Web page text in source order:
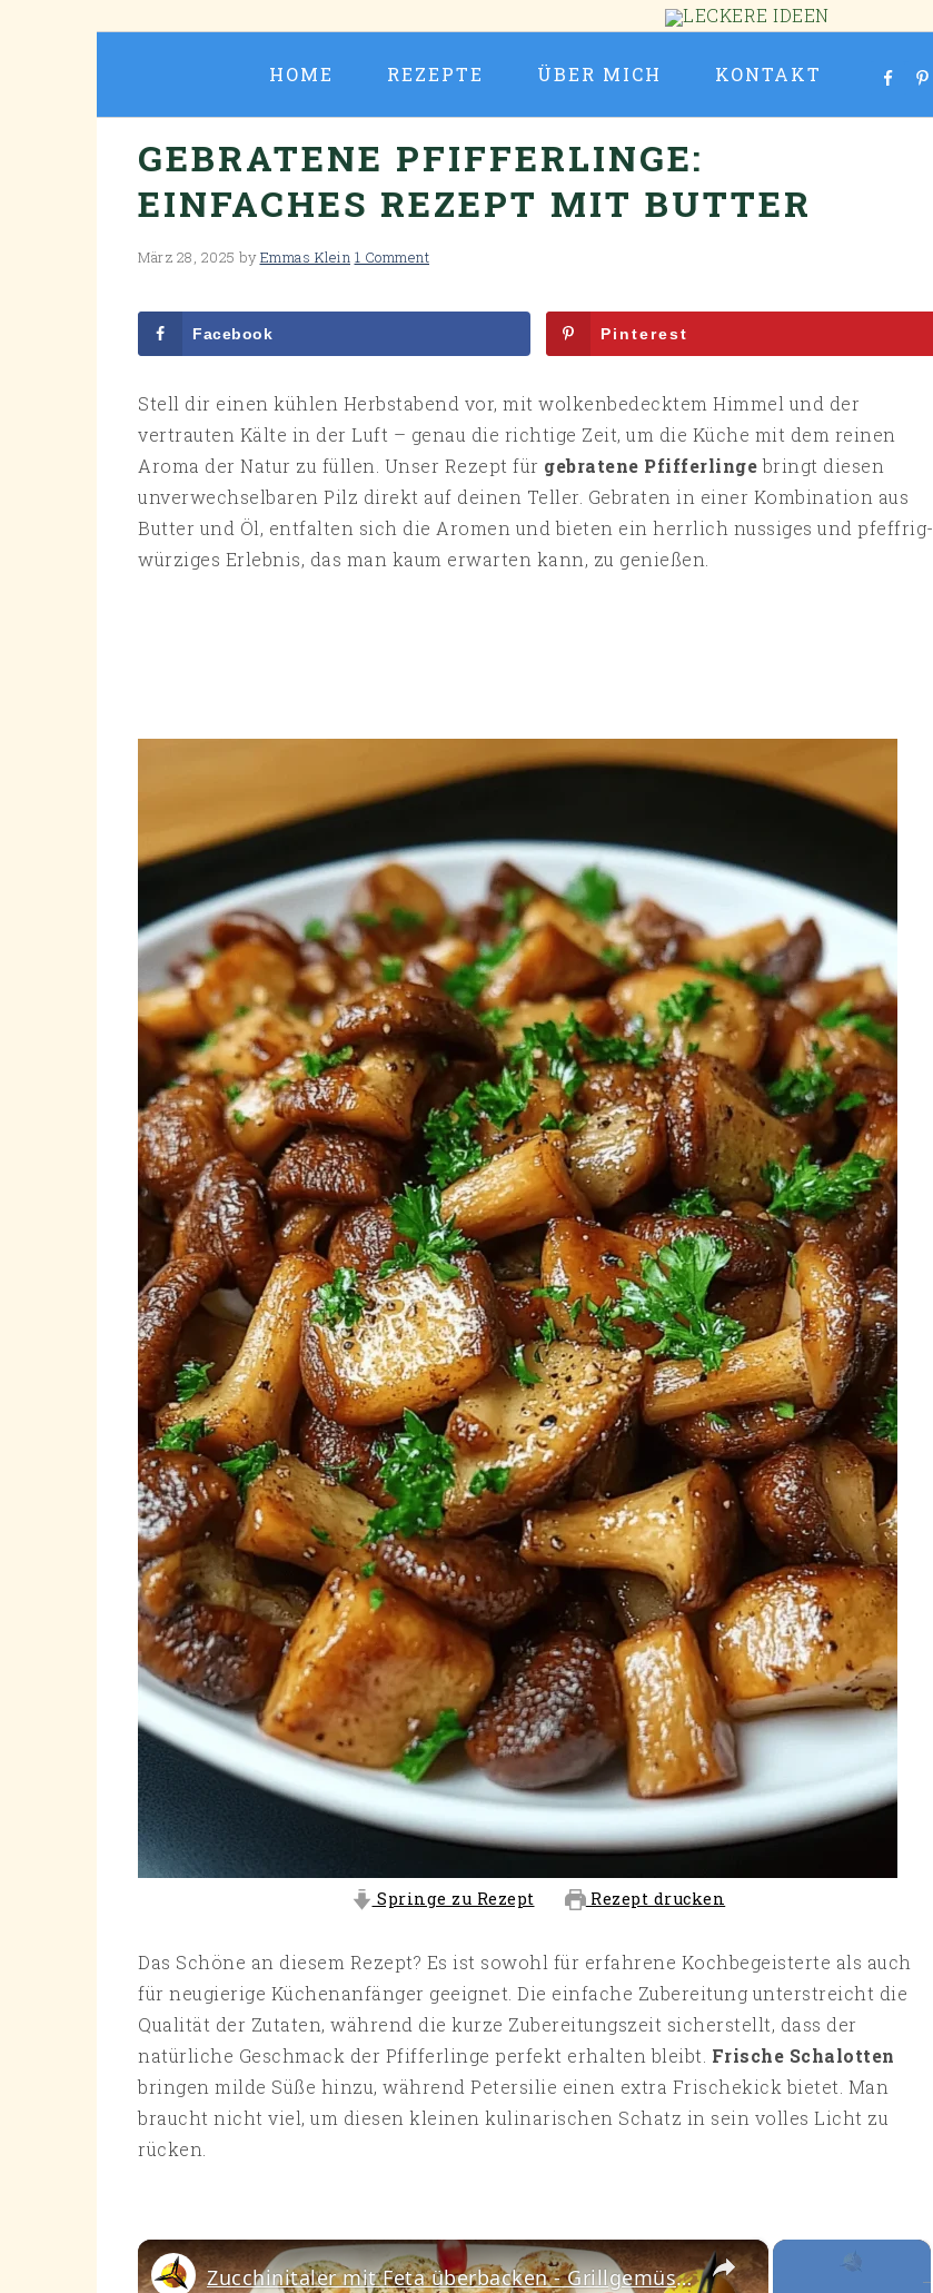
HOME REZEPTE ÜBER MICH KONTAKT
GEBRATENE PFIFFERLINGE:
EINFACHES REZEPT MIT BUTTER
März 28, 2025 byEmmas Klein 1 Comment
Facebook Pinterest
Stell dir einen kühlen Herbstabend vor, mit wolkenbedecktem Himmel und der
vertrauten Kälte in der Luft – genau die richtige Zeit, um die Küche mit dem reinen
Aroma der Natur zu füllen. Unser Rezept für gebratene Pfifferlingebringt diesen
unverwechselbaren Pilz direkt auf deinen Teller. Gebraten in einer Kombination aus
Butter und Öl, entfalten sich die Aromen und bieten ein herrlich nussiges und pfeffrig-
würziges Erlebnis, das man kaum erwarten kann, zu genießen.
Springe zu Rezept Rezept drucken
Das Schöne an diesem Rezept? Es ist sowohl für erfahrene Kochbegeisterte als auch
für neugierige Küchenanfänger geeignet. Die einfache Zubereitung unterstreicht die
Qualität der Zutaten, während die kurze Zubereitungszeit sicherstellt, dass der
natürliche Geschmack der Pfifferlinge perfekt erhalten bleibt. Frische Schalotten
bringen milde Süße hinzu, während Petersilie einen extra Frischekick bietet. Man
braucht nicht viel, um diesen kleinen kulinarischen Schatz in sein volles Licht zu
rücken.
×
×
Zucchinitaler mit Feta überbacken - Grillgemüse Rezept